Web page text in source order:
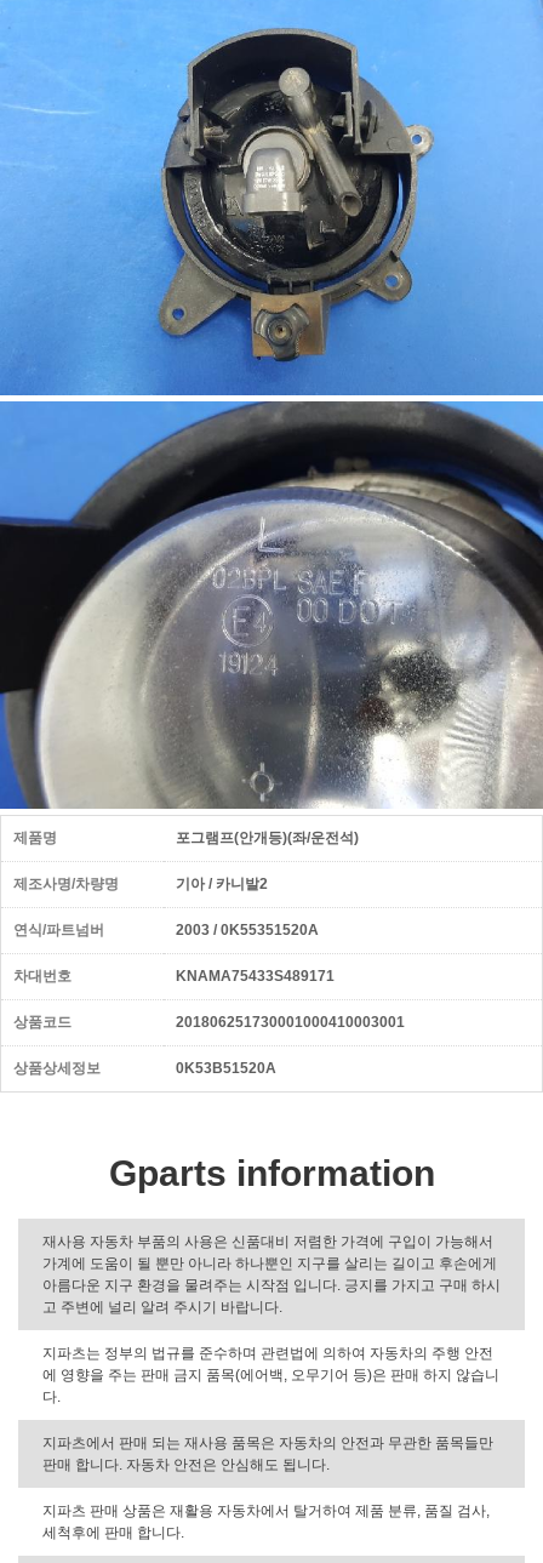
제품명 포그램프(안개등)(좌/운전석)
제조사명/차량명 기아 / 카니발2
연식/파트넘버 2003 / 0K55351520A
차대번호 KNAMA75433S489171
상품코드 201806251730001000410003001
상품상세정보 0K53B51520A
Gparts information
재사용 자동차 부품의 사용은 신품대비 저렴한 가격에 구입이 가능해서
가계에 도움이 될 뿐만 아니라 하나뿐인 지구를 살리는 길이고 후손에게
아름다운 지구 환경을 물려주는 시작점 입니다. 긍지를 가지고 구매 하시
고 주변에 널리 알려 주시기 바랍니다.
지파츠는 정부의 법규를 준수하며 관련법에 의하여 자동차의 주행 안전
에 영향을 주는 판매 금지 품목(에어백, 오무기어 등)은 판매 하지 않습니
다.
지파츠에서 판매 되는 재사용 품목은 자동차의 안전과 무관한 품목들만
판매 합니다. 자동차 안전은 안심해도 됩니다.
지파츠 판매 상품은 재활용 자동차에서 탈거하여 제품 분류, 품질 검사,
세척후에 판매 합니다.